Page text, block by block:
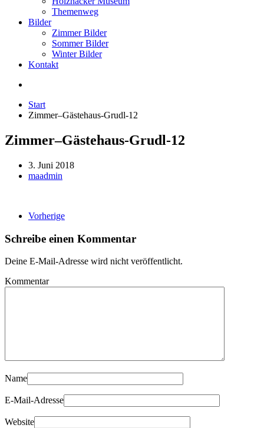
Themenweg
Bilder
Zimmer Bilder
Sommer Bilder
Winter Bilder
Kontakt
Start
Zimmer–Gästehaus-Grudl-12
Zimmer–Gästehaus-Grudl-12
3. Juni 2018
maadmin
Vorherige
Schreibe einen Kommentar
Deine E-Mail-Adresse wird nicht veröffentlicht.
Kommentar
Name
E-Mail-Adresse
Website